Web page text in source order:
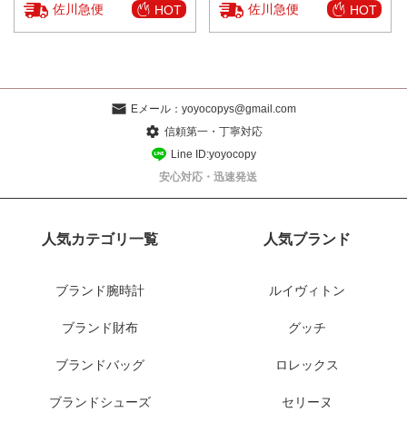
佐川急便 HOT 佐川急便 HOT
Eメール： yoyocopys@gmail.com
信頼第一・丁寧対応
Line ID:yoyocopy
安心対応・迅速発送
人気カテゴリ一覧
ブランド腕時計
ブランド財布
ブランドバッグ
ブランドシューズ
人気ブランド
ルイヴィトン
グッチ
ロレックス
セリーヌ